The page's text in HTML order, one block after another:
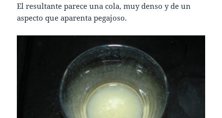
El resultante parece una cola, muy denso y de un
aspecto que aparenta pegajoso.